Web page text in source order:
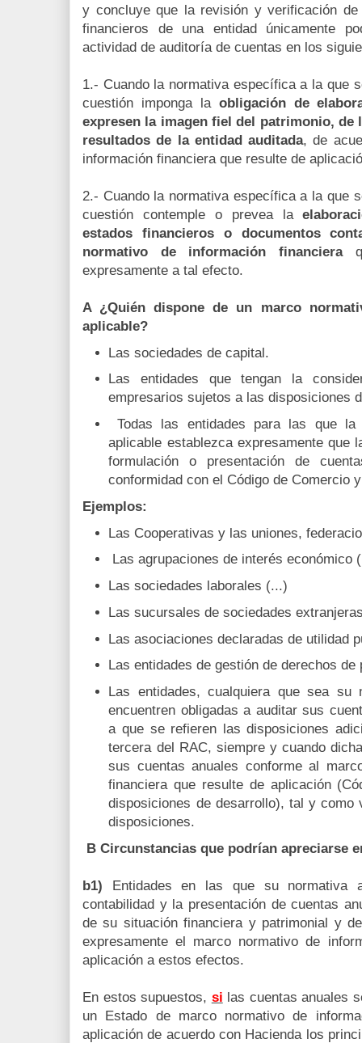
y concluye que la revisión y verificación
financieros de una entidad únicamente
actividad de auditoría de cuentas en los
1.- Cuando la normativa específica a la que
cuestión imponga la obligación de
expresen la imagen fiel del patrimonio,
resultados de la entidad auditada, de
información financiera que resulte de
2.- Cuando la normativa específica a la que
cuestión contemple o prevea la
estados financieros o documentos
normativo de información financiera
expresamente a tal efecto.
A ¿Quién dispone de un marco
aplicable?
Las sociedades de capital.
Las entidades que tengan la
empresarios sujetos a las disposiciones
Todas las entidades para las que
aplicable establezca expresamente que
formulación o presentación de
conformidad con el Código de Comercio
Ejemplos:
Las Cooperativas y las uniones,
Las agrupaciones de interés económico
Las sociedades laborales (...)
Las sucursales de sociedades
Las asociaciones declaradas de utilidad
Las entidades de gestión de derechos
Las entidades, cualquiera que sea su
encuentren obligadas a auditar sus
a que se refieren las disposiciones
tercera del RAC, siempre y cuando
sus cuentas anuales conforme al
financiera que resulte de aplicación
disposiciones de desarrollo), tal y como
disposiciones.
B Circunstancias que podrían apreciarse
b1) Entidades en las que su normativa
contabilidad y la presentación de cuentas
de su situación financiera y patrimonial y
expresamente el marco normativo de
aplicación a estos efectos.
En estos supuestos, si las cuentas anuales
un Estado de marco normativo de
aplicación de acuerdo con Hacienda los